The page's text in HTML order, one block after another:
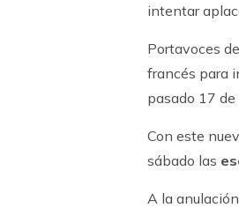
intentar
Portavoces
francés para
pasado 17
Con este
sábado las
A la